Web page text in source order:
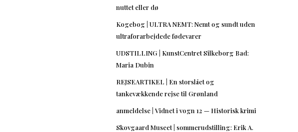
nuttet eller dø
Kogebog | ULTRA NEMT: Nemt og sundt uden
ultraforarbejdede fødevarer
UDSTILLING | KunstCentret Silkeborg Bad:
Maria Dubin
REJSEARTIKEL | En storslået og
tankevækkende rejse til Grønland
anmeldelse | Vidnet i vogn 12 — Historisk krimi
Skovgaard Museet | sommerudstilling: Erik A.